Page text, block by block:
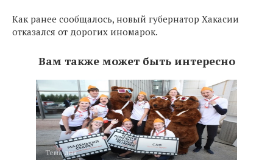
Как ранее сообщалось, новый губернатор Хакасии
отказался от дорогих иномарок.
Вам также может быть интересно
Тема дня